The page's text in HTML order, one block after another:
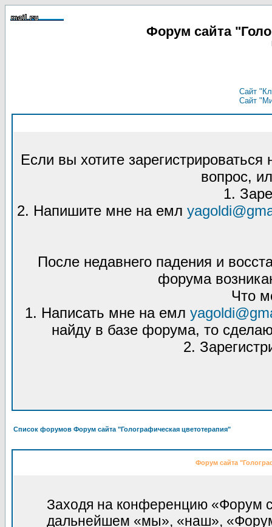
Форум сайта
Сайт
Сайт
Если вы хотите
вопрос,
1.
2. Напишите мне на емл
После недавнего падения и
форума
Что
1. Написать мне на емл
найду в базе форума, то
2.
Список форумов Форум сайта "Голографическая цветотерапия"
Форум сайта
Заходя на конференцию «Форум
дальнейшем «мы», «наш»,